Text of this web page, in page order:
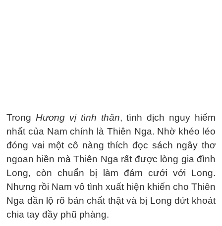
Trong Hương vị tình thân, tình địch nguy hiểm
nhất của Nam chính là Thiên Nga. Nhờ khéo léo
đóng vai một cô nàng thích đọc sách ngây thơ
ngoan hiền mà Thiên Nga rất được lòng gia đình
Long, còn chuẩn bị làm đám cưới với Long.
Nhưng rồi Nam vô tình xuất hiện khiến cho Thiên
Nga dần lộ rõ bản chất thật và bị Long dứt khoát
chia tay đầy phũ phàng.